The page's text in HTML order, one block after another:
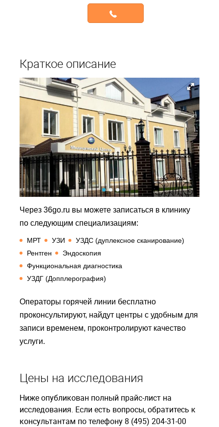
Краткое описание
Через 36go.ru вы можете записаться в клинику
по следующим специализациям:
МРТ УЗИ
УЗДС (дуплексное сканирование)
Рентген
Эндоскопия
Функциональная диагностика
УЗДГ (Допплерография)
Операторы горячей линии бесплатно
проконсультируют, найдут центры с удобным для
записи временем, проконтролируют качество
услуги.
Цены на исследования
Ниже опубликован полный прайс-лист на
исследования. Если есть вопросы, обратитесь к
консультантам по телефону 8 (495) 204-31-00